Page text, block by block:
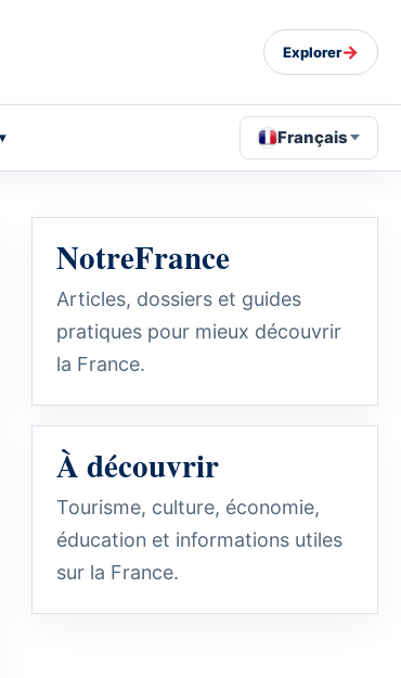
Explorer→
Français
NotreFrance
Articles, dossiers et guides
pratiques pour mieux découvrir
la France.
À découvrir
Tourisme, culture, économie,
éducation et informations utiles
sur la France.